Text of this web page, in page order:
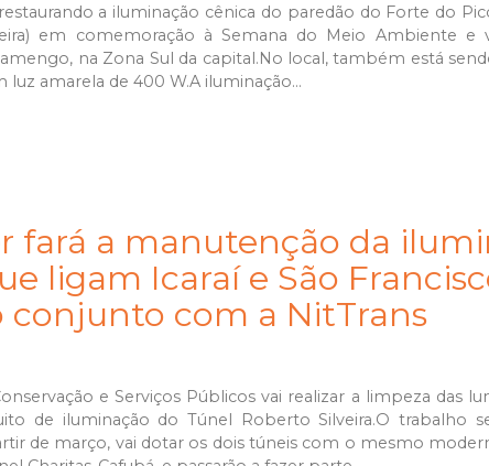
a iluminação cênica do paredão do Forte do
em comemoração à Semana do Meio Ambiente e
na Zona Sul da capital.No local, também está
luz amarela de 400 W.A iluminação...
fará a manutenção da
ligam Icaraí e São
conjunto com a NitTrans
e Serviços Públicos vai realizar a limpeza das
de iluminação do Túnel Roberto Silveira.O trabalho
de março, vai dotar os dois túneis com o mesmo